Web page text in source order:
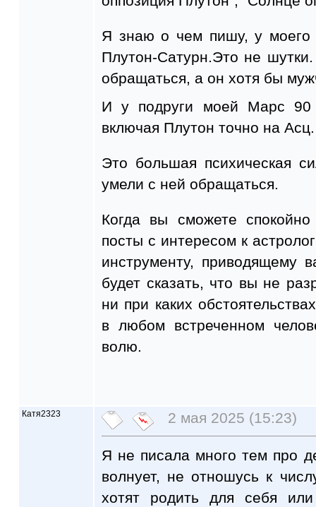
Я знаю о чем пишу, у моего
Плутон-Сатурн.Это не
обращаться, а он хотя бы
И у подруги моей Марс 90
включая Плутон точно на Асц.
Это большая психическая
умели с ней обращаться.
Когда вы сможете
посты с интересом к
инструменту, приводящему
будет сказать, что вы не
ни при каких
в любом встреченном
волю.
Катя2323 2 мая 2025 (15:23)
Я не писала много тем про
волнует, не отношусь к
хотят родить для себя